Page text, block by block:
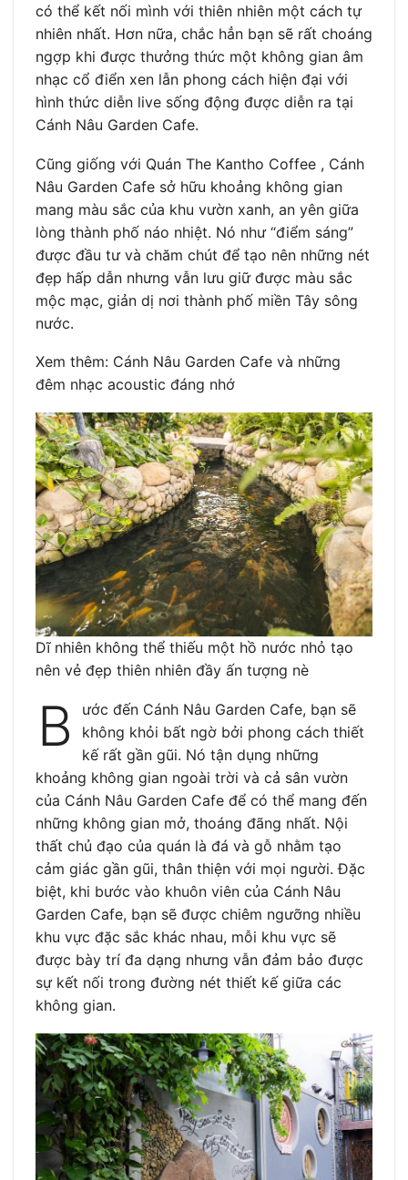
có thể kết nối mình với thiên nhiên một cách tự
nhiên nhất. Hơn nữa, chắc hẳn bạn sẽ rất choáng
ngợp khi được thưởng thức một không gian âm
nhạc cổ điển xen lẫn phong cách hiện đại với
hình thức diễn live sống động được diễn ra tại
Cánh Nâu Garden Cafe.
Cũng giống với Quán The Kantho Coffee , Cánh
Nâu Garden Cafe sở hữu khoảng không gian
mang màu sắc của khu vườn xanh, an yên giữa
lòng thành phố náo nhiệt. Nó như “điểm sáng”
được đầu tư và chăm chút để tạo nên những nét
đẹp hấp dẫn nhưng vẫn lưu giữ được màu sắc
mộc mạc, giản dị nơi thành phố miền Tây sông
nước.
Xem thêm: Cánh Nâu Garden Cafe và những
đêm nhạc acoustic đáng nhớ
Dĩ nhiên không thể thiếu một hồ nước nhỏ tạo
nên vẻ đẹp thiên nhiên đầy ấn tượng nè
B
ước đến Cánh Nâu Garden Cafe, bạn sẽ
không khỏi bất ngờ bởi phong cách thiết
kế rất gần gũi. Nó tận dụng những
khoảng không gian ngoài trời và cả sân vườn
của Cánh Nâu Garden Cafe để có thể mang đến
những không gian mở, thoáng đãng nhất. Nội
thất chủ đạo của quán là đá và gỗ nhằm tạo
cảm giác gần gũi, thân thiện với mọi người. Đặc
biệt, khi bước vào khuôn viên của Cánh Nâu
Garden Cafe, bạn sẽ được chiêm ngưỡng nhiều
khu vực đặc sắc khác nhau, mỗi khu vực sẽ
được bày trí đa dạng nhưng vẫn đảm bảo được
sự kết nối trong đường nét thiết kế giữa các
không gian.